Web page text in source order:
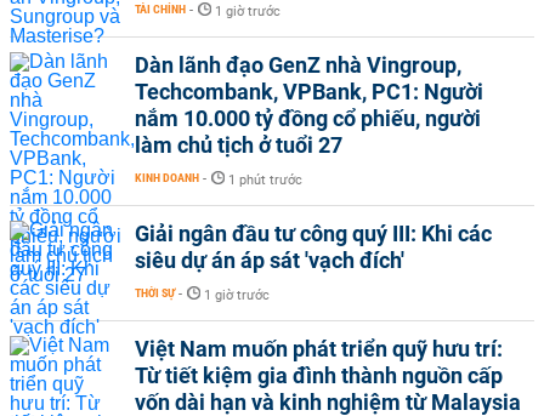
TÀI CHÍNH - 1 giờ trước
Dàn lãnh đạo GenZ nhà Vingroup,
Techcombank, VPBank, PC1: Người
nắm 10.000 tỷ đồng cổ phiếu, người
làm chủ tịch ở tuổi 27
KINH DOANH - 1 phút trước
Giải ngân đầu tư công quý III: Khi các
siêu dự án áp sát 'vạch đích'
THỜI SỰ - 1 giờ trước
Việt Nam muốn phát triển quỹ hưu trí:
Từ tiết kiệm gia đình thành nguồn cấp
vốn dài hạn và kinh nghiệm từ Malaysia